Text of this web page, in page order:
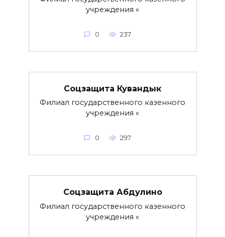
учреждения «
0 237
Соцзащита Кувандык
Филиал государственного казенного
учреждения «
0 297
Соцзащита Абдулино
Филиал государственного казенного
учреждения «